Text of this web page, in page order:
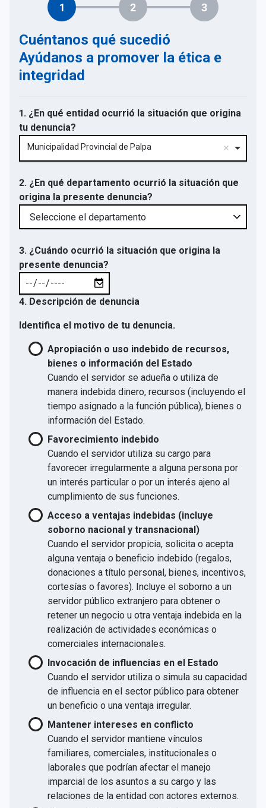
1 2 3
Cuéntanos qué sucedió
Ayúdanos a promover la ética e
integridad
1. ¿En qué entidad ocurrió la situación que origina
tu denuncia?
Municipalidad Provincial de Palpa
2. ¿En qué departamento ocurrió la situación que
origina la presente denuncia?
3. ¿Cuándo ocurrió la situación que origina la
presente denuncia?
4. Descripción de denuncia
Identifica el motivo de tu denuncia.
Apropiación o uso indebido de recursos,
bienes o información del Estado
Cuando el servidor se adueña o utiliza de
manera indebida dinero, recursos (incluyendo el
tiempo asignado a la función pública), bienes o
información del Estado.
Favorecimiento indebido
Cuando el servidor utiliza su cargo para
favorecer irregularmente a alguna persona por
un interés particular o por un interés ajeno al
cumplimiento de sus funciones.
Acceso a ventajas indebidas (incluye
soborno nacional y transnacional)
Cuando el servidor propicia, solicita o acepta
alguna ventaja o beneficio indebido (regalos,
donaciones a título personal, bienes, incentivos,
cortesías o favores). Incluye el soborno a un
servidor público extranjero para obtener o
retener un negocio u otra ventaja indebida en la
realización de actividades económicas o
comerciales internacionales.
Invocación de influencias en el Estado
Cuando el servidor utiliza o simula su capacidad
de influencia en el sector público para obtener
un beneficio o una ventaja irregular.
Mantener intereses en conflicto
Cuando el servidor mantiene vínculos
familiares, comerciales, institucionales o
laborales que podrían afectar el manejo
imparcial de los asuntos a su cargo y las
relaciones de la entidad con actores externos.